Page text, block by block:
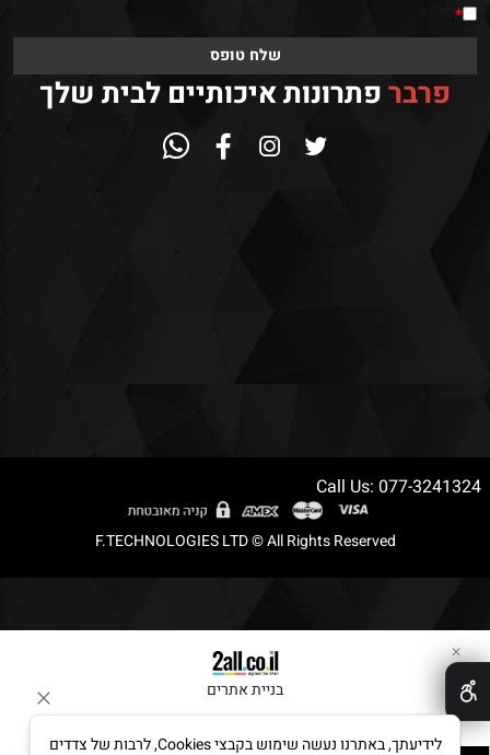
*
פרברפתרונות איכותיים לבית שלך
Call Us: 077-3241324
F.TECHNOLOGIES LTD © All Rights Reserved
בניית אתרים
✕
לידיעתך, באתרנו נעשה שימוש בקבצי Cookies, לרבות של צדדים